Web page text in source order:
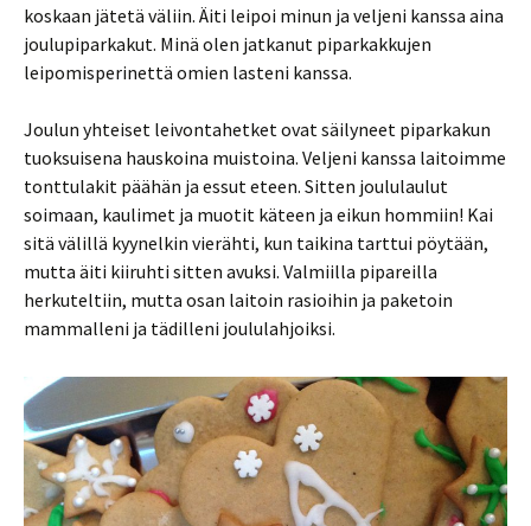
koskaan jätetä väliin. Äiti leipoi minun ja veljeni kanssa aina
joulupiparkakut. Minä olen jatkanut piparkakkujen
leipomisperinettä omien lasteni kanssa.
Joulun yhteiset leivontahetket ovat säilyneet piparkakun
tuoksuisena hauskoina muistoina. Veljeni kanssa laitoimme
tonttulakit päähän ja essut eteen. Sitten joululaulut
soimaan, kaulimet ja muotit käteen ja eikun hommiin! Kai
sitä välillä kyynelkin vierähti, kun taikina tarttui pöytään,
mutta äiti kiiruhti sitten avuksi. Valmiilla pipareilla
herkuteltiin, mutta osan laitoin rasioihin ja paketoin
mammalleni ja tädilleni joululahjoiksi.